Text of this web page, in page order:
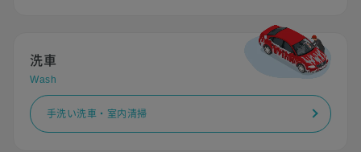
洗車
Wash
手洗い洗車・室内清掃